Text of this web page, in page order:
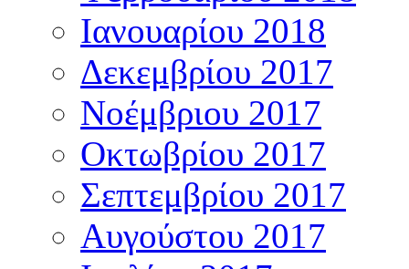
Ιανουαρίου 2018
Δεκεμβρίου 2017
Νοέμβριου 2017
Οκτωβρίου 2017
Σεπτεμβρίου 2017
Αυγούστου 2017